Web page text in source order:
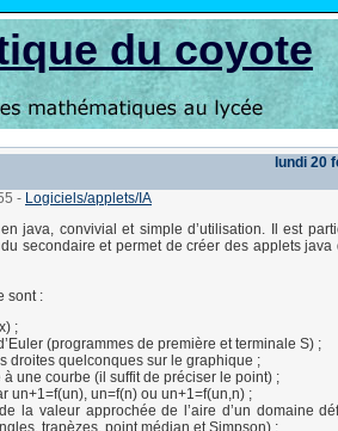
du coyote
lundi 20
- Logiciels/applets/IA
java, convivial et simple d’utilisation. Il est
secondaire et permet de créer des applets java
sont :
;
(programmes de première et terminale S) ;
droites quelconques sur le graphique ;
une courbe (il suffit de préciser le point) ;
un+1=f(un), un=f(n) ou un+1=f(un,n) ;
la valeur approchée de l’aire d’un domaine
trapèzes, point médian et Simpson) ;